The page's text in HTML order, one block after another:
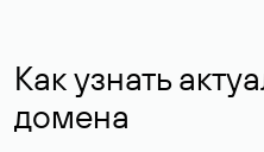
Как узнать
домена